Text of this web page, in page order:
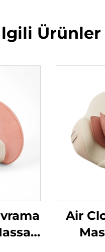
Ürünler
Air